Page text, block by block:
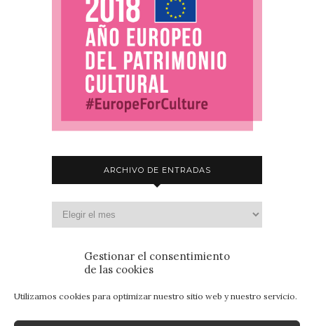
Gestionar el consentimiento
de las cookies
Utilizamos cookies para optimizar nuestro sitio web y nuestro servicio.
ARCHIVO DE ENTRADAS